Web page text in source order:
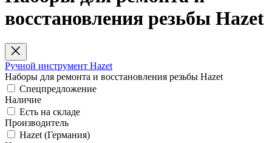
восстановления резьбы Hazet
Ручной инструмент Hazet
Наборы для ремонта и восстановления резьбы Hazet
Спецпредложение
Наличие
Есть на складе
Производитель
Hazet (Германия)